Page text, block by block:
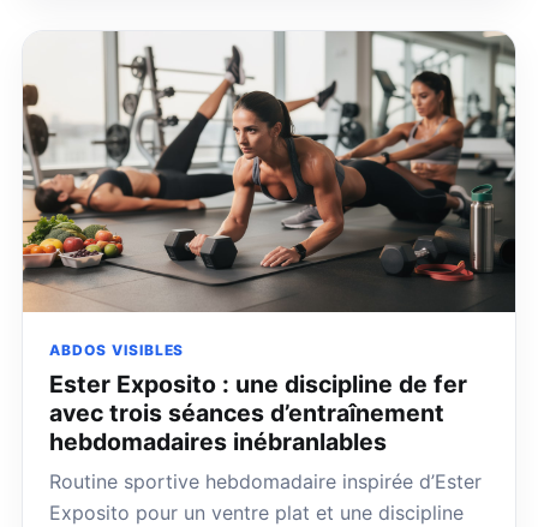
ABDOS VISIBLES
Ester Exposito : une discipline de fer
avec trois séances d’entraînement
hebdomadaires inébranlables
Routine sportive hebdomadaire inspirée d’Ester
Exposito pour un ventre plat et une discipline